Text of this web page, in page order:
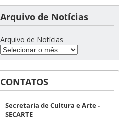
Arquivo de Notícias
Arquivo de Notícias
CONTATOS
Secretaria de Cultura e Arte -
SECARTE